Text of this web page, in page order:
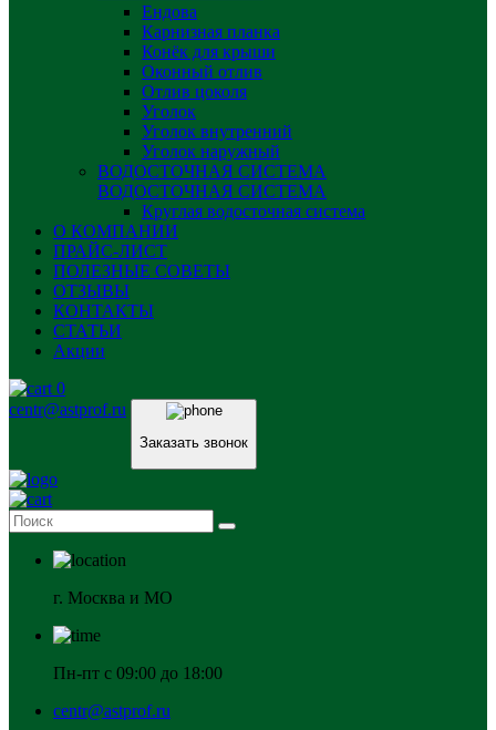
Ендова
Карнизная планка
Конёк для крыши
Оконный отлив
Отлив цоколя
Уголок
Уголок внутренний
Уголок наружный
ВОДОСТОЧНАЯ СИСТЕМА
ВОДОСТОЧНАЯ СИСТЕМА
Круглая водосточная система
О КОМПАНИИ
ПРАЙС-ЛИСТ
ПОЛЕЗНЫЕ СОВЕТЫ
ОТЗЫВЫ
КОНТАКТЫ
СТАТЬИ
Акции
0
centr@astprof.ru
Заказать звонок
г. Москва и МО
Пн-пт с 09:00 до 18:00
centr@astprof.ru